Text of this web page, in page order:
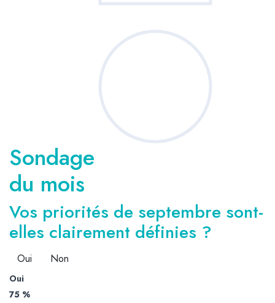
Sondage
du mois
Vos priorités de septembre sont-
elles clairement définies ?
Oui Non
Oui
75 %